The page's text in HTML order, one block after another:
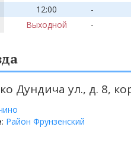
12:00
-
Выходной -
Дундича ул., д. 8,
: Район Фрунзенский